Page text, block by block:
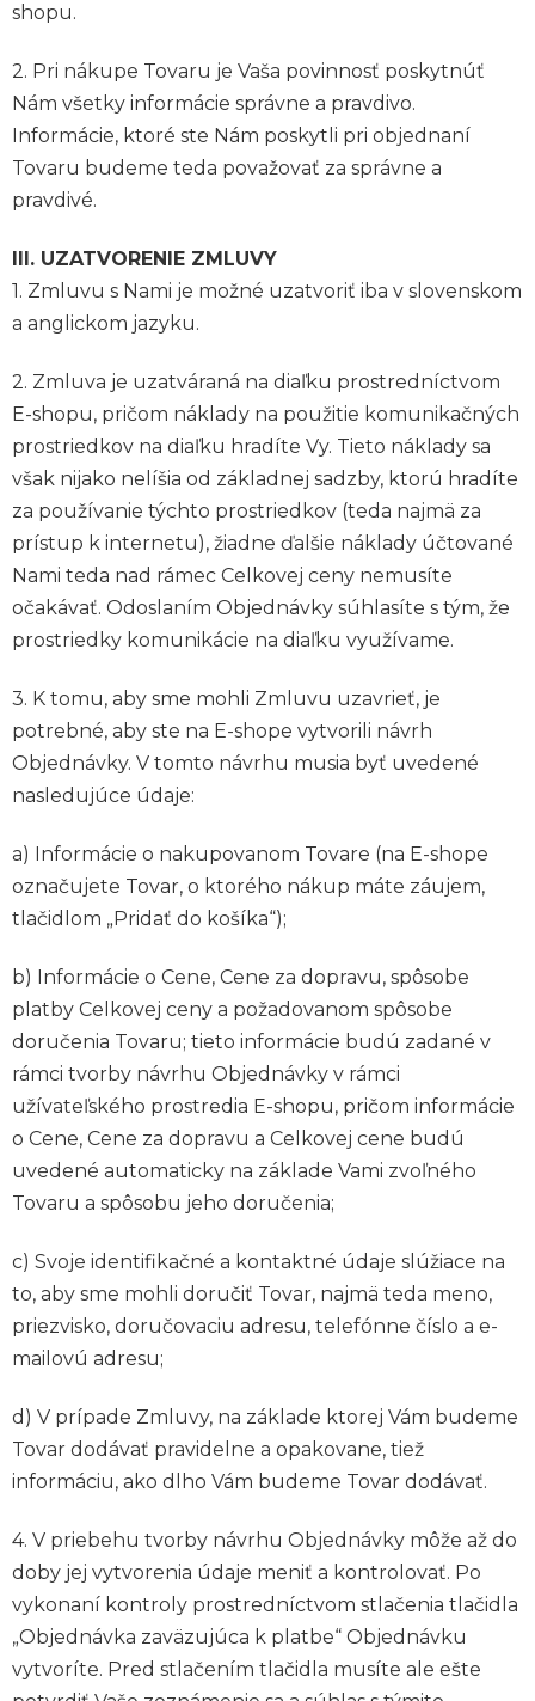
shopu.
2. Pri nákupe Tovaru je Vaša povinnosť poskytnúť
Nám všetky informácie správne a pravdivo.
Informácie, ktoré ste Nám poskytli pri objednaní
Tovaru budeme teda považovať za správne a
pravdivé.
III. UZATVORENIE ZMLUVY
1. Zmluvu s Nami je možné uzatvoriť iba v slovenskom
a anglickom jazyku.
2. Zmluva je uzatváraná na diaľku prostredníctvom
E-shopu, pričom náklady na použitie komunikačných
prostriedkov na diaľku hradíte Vy. Tieto náklady sa
však nijako nelíšia od základnej sadzby, ktorú hradíte
za používanie týchto prostriedkov (teda najmä za
prístup k internetu), žiadne ďalšie náklady účtované
Nami teda nad rámec Celkovej ceny nemusíte
očakávať. Odoslaním Objednávky súhlasíte s tým, že
prostriedky komunikácie na diaľku využívame.
3. K tomu, aby sme mohli Zmluvu uzavrieť, je
potrebné, aby ste na E-shope vytvorili návrh
Objednávky. V tomto návrhu musia byť uvedené
nasledujúce údaje:
a) Informácie o nakupovanom Tovare (na E-shope
označujete Tovar, o ktorého nákup máte záujem,
tlačidlom „Pridať do košíka“);
b) Informácie o Cene, Cene za dopravu, spôsobe
platby Celkovej ceny a požadovanom spôsobe
doručenia Tovaru; tieto informácie budú zadané v
rámci tvorby návrhu Objednávky v rámci
užívateľského prostredia E-shopu, pričom informácie
o Cene, Cene za dopravu a Celkovej cene budú
uvedené automaticky na základe Vami zvoľného
Tovaru a spôsobu jeho doručenia;
c) Svoje identifikačné a kontaktné údaje slúžiace na
to, aby sme mohli doručiť Tovar, najmä teda meno,
priezvisko, doručovaciu adresu, telefónne číslo a e-
mailovú adresu;
d) V prípade Zmluvy, na základe ktorej Vám budeme
Tovar dodávať pravidelne a opakovane, tiež
informáciu, ako dlho Vám budeme Tovar dodávať.
4. V priebehu tvorby návrhu Objednávky môže až do
doby jej vytvorenia údaje meniť a kontrolovať. Po
vykonaní kontroly prostredníctvom stlačenia tlačidla
„Objednávka zaväzujúca k platbe“ Objednávku
vytvoríte. Pred stlačením tlačidla musíte ale ešte